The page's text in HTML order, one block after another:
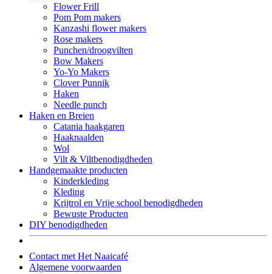
Flower Frill
Pom Pom makers
Kanzashi flower makers
Rose makers
Punchen/droogvilten
Bow Makers
Yo-Yo Makers
Clover Punnik
Haken
Needle punch
Haken en Breien
Catania haakgaren
Haaknaalden
Wol
Vilt & Viltbenodigdheden
Handgemaakte producten
Kinderkleding
Kleding
Krijtrol en Vrije school benodigdheden
Bewuste Producten
DIY benodigdheden
Contact met Het Naaicafé
Algemene voorwaarden